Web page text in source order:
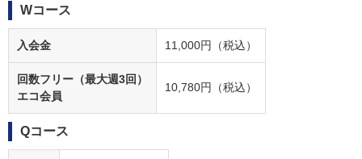
Wコース
入会金 11,000円（税込）
回数フリー（最大週3回）
エコ会員
10,780円（税込）
Qコース